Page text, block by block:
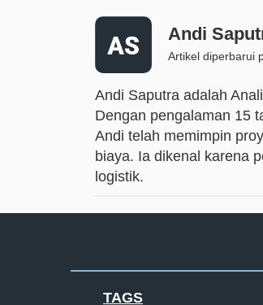
Andi
Artikel diperbarui
Andi Saputra adalah
Dengan pengalaman 15
Andi telah memimpin
biaya. Ia dikenal karena
logistik.
TAGS